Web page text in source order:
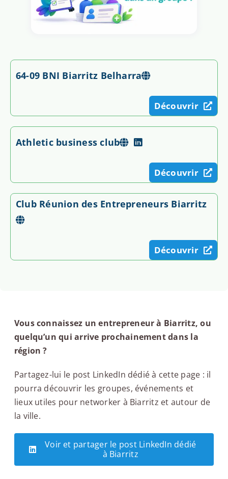
64-09 BNI Biarritz Belharra
Découvrir
Athletic business club
Découvrir
Club Réunion des Entrepreneurs Biarritz
Découvrir
Vous connaissez un entrepreneur à Biarritz, ou
quelqu’un qui arrive prochainement dans la
région ?
Partagez-lui le post LinkedIn dédié à cette page : il
pourra découvrir les groupes, événements et
lieux utiles pour networker à Biarritz et autour de
la ville.
Voir et partager le post LinkedIn dédié
à Biarritz